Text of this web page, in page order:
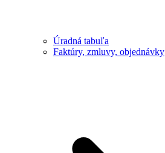
Úradná tabuľa
Faktúry, zmluvy, objednávky